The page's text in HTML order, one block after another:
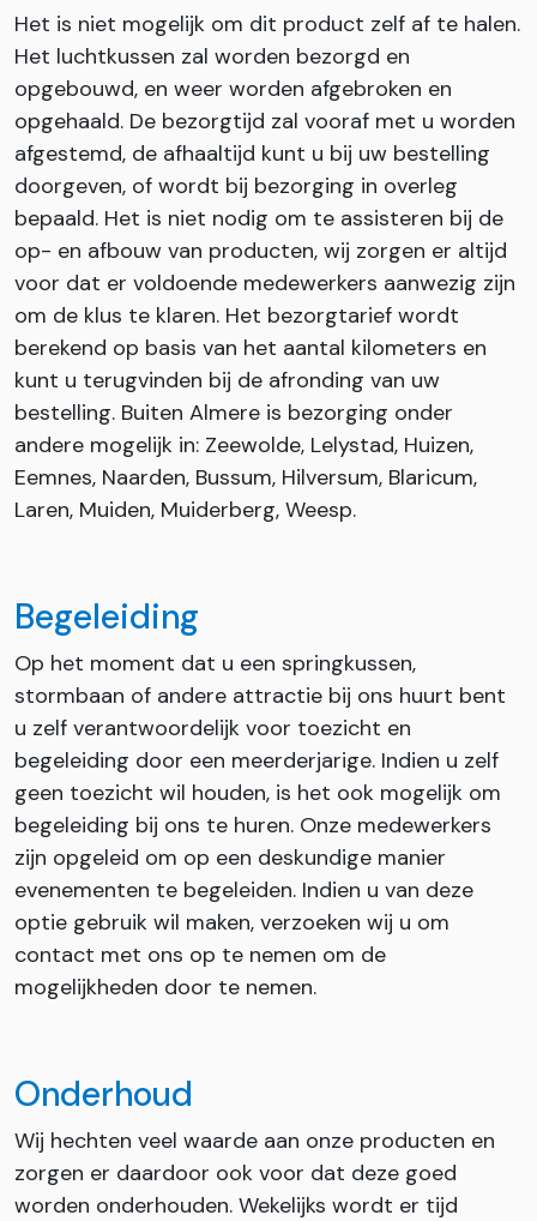
Het is niet mogelijk om dit product zelf af te halen.
Het luchtkussen zal worden bezorgd en
opgebouwd, en weer worden afgebroken en
opgehaald. De bezorgtijd zal vooraf met u worden
afgestemd, de afhaaltijd kunt u bij uw bestelling
doorgeven, of wordt bij bezorging in overleg
bepaald. Het is niet nodig om te assisteren bij de
op- en afbouw van producten, wij zorgen er altijd
voor dat er voldoende medewerkers aanwezig zijn
om de klus te klaren. Het bezorgtarief wordt
berekend op basis van het aantal kilometers en
kunt u terugvinden bij de afronding van uw
bestelling. Buiten Almere is bezorging onder
andere mogelijk in: Zeewolde, Lelystad, Huizen,
Eemnes, Naarden, Bussum, Hilversum, Blaricum,
Laren, Muiden, Muiderberg, Weesp.
Begeleiding
Op het moment dat u een springkussen,
stormbaan of andere attractie bij ons huurt bent
u zelf verantwoordelijk voor toezicht en
begeleiding door een meerderjarige. Indien u zelf
geen toezicht wil houden, is het ook mogelijk om
begeleiding bij ons te huren. Onze medewerkers
zijn opgeleid om op een deskundige manier
evenementen te begeleiden. Indien u van deze
optie gebruik wil maken, verzoeken wij u om
contact met ons op te nemen om de
mogelijkheden door te nemen.
Onderhoud
Wij hechten veel waarde aan onze producten en
zorgen er daardoor ook voor dat deze goed
worden onderhouden. Wekelijks wordt er tijd